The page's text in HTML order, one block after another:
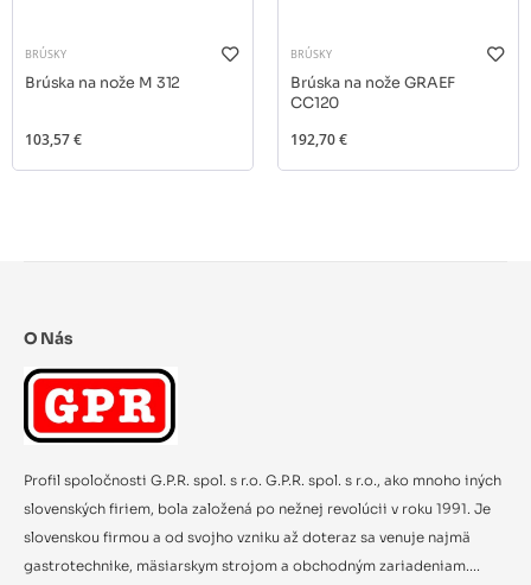
BRÚSKY
Brúska na nože M 312
103,57 €
BRÚSKY
Brúska na nože GRAEF
CC120
192,70 €
O Nás
Profil spoločnosti G.P.R. spol. s r.o. G.P.R. spol. s r.o., ako mnoho iných
slovenských firiem, bola založená po nežnej revolúcii v roku 1991. Je
slovenskou firmou a od svojho vzniku až doteraz sa venuje najmä
gastrotechnike, mäsiarskym strojom a obchodným zariadeniam....